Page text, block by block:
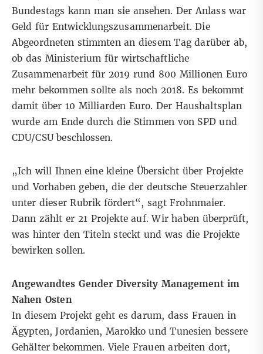
Bundestags kann man sie ansehen. Der Anlass war
Geld für Entwicklungszusammenarbeit. Die
Abgeordneten stimmten an diesem Tag darüber ab,
ob das Ministerium für wirtschaftliche
Zusammenarbeit für 2019 rund 800 Millionen Euro
mehr bekommen sollte als noch 2018. Es bekommt
damit über 10 Milliarden Euro. Der Haushaltsplan
wurde am Ende durch die Stimmen von SPD und
CDU/CSU beschlossen.
„Ich will Ihnen eine kleine Übersicht über Projekte
und Vorhaben geben, die der deutsche Steuerzahler
unter dieser Rubrik fördert“, sagt Frohnmaier.
Dann zählt er 21 Projekte auf. Wir haben überprüft,
was hinter den Titeln steckt und was die Projekte
bewirken sollen.
Angewandtes Gender Diversity Management im
Nahen Osten
In diesem Projektgeht es darum, dass Frauen in
Ägypten, Jordanien, Marokko und Tunesien bessere
Gehälter bekommen. Viele Frauen arbeiten dort,